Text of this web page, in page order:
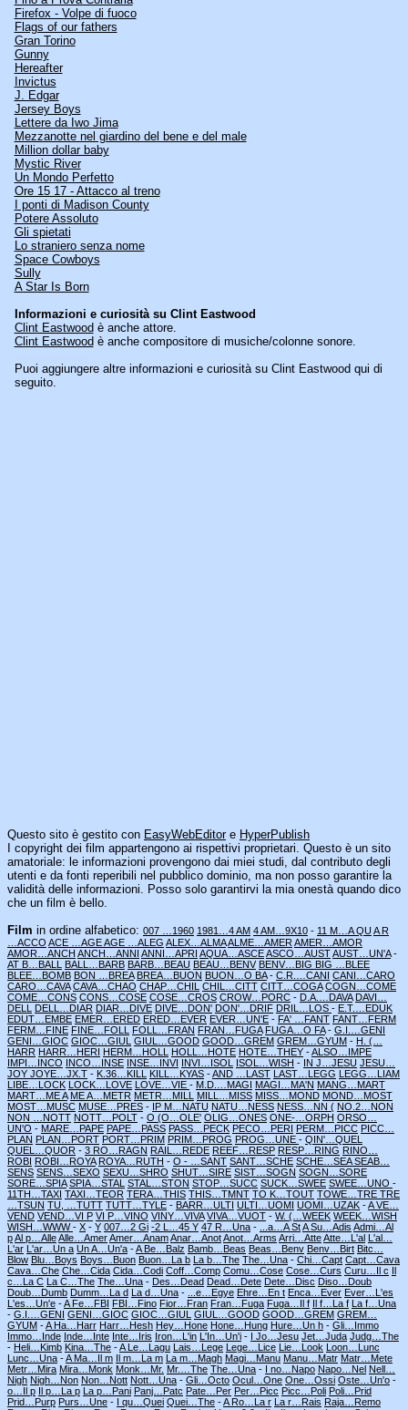
Firefox - Volpe di fuoco
Flags of our fathers
Gran Torino
Gunny
Hereafter
Invictus
J. Edgar
Jersey Boys
Lettere da Iwo Jima
Mezzanotte nel giardino del bene e del male
Million dollar baby
Mystic River
Un Mondo Perfetto
Ore 15 17 - Attacco al treno
I ponti di Madison County
Potere Assoluto
Gli spietati
Lo straniero senza nome
Space Cowboys
Sully
A Star Is Born
Informazioni e curiosità su Clint Eastwood
Clint Eastwood è anche attore.
Clint Eastwood è anche compositore di musiche/colonne sonore.
Puoi aggiungere altre informazioni e curiosità su Clint Eastwood qui di
seguito.
Questo sito è gestito con EasyWebEditore HyperPublish
I copyright dei film appartengono ai rispettivi proprietari. Questo è un sito
amatoriale: le informazioni provengono dai miei studi, dal contributo degli
utenti e da fonti reperibili nel pubblico dominio, ma non posso garantire la
validità delle informazioni. Posso solo garantirvi la mia onestà quando dico
che un film è bello.
Film in ordine alfabetico: 007 …1960 1981…4 AM 4 AM…9X10 - 11 M…A QUA R
…ACCO ACE …AGEAGE …ALEG ALEX…ALMAALME…AMERAMER…AMOR
AMOR…ANCH ANCH…ANNI ANNI…APRI AQUA…ASCEASCO…AUSTAUST…UN'A-
AT B…BALL BALL…BARB BARB…BEAU BEAU…BENV BENV…BIG BIG …BLEE
BLEE…BOMB BON …BREA BREA…BUON BUON…O BA- C.R.…CANI CANI…CARO
CARO…CAVA CAVA…CHAO CHAP…CHIL CHIL…CITT CITT…COGA COGN…COME
COME…CONS CONS…COSE COSE…CROS CROW…PORC - D.A.…DAVA DAVI…
DELL DELL…DIAR DIAR…DIVE DIVE…DON' DON'…DRIF DRIL…LOS - E.T.…EDUK
EDUT…EMBE EMER…ERED ERED…EVER EVER…UN'E - FA' …FANT FANT…FERM
FERM…FINE FINE…FOLL FOLL…FRAN FRAN…FUGA FUGA…O FA- G.I.…GENI
GENI…GIOC GIOC…GIUL GIUL…GOOD GOOD…GREM GREM…GYUM - H. (…
HARR HARR…HERI HERM…HOLL HOLL…HOTE HOTE…THEY -ALSO…IMPE
IMPI…INCO INCO…INSE INSE…INVI INVI…ISOL ISOL…WISH - IN J…JESU JESU…
JOY JOYE…JX.T - K.36…KILL KILL…KYAS -AND …LAST LAST…LEGG LEGG…LIAM
LIBE…LOCK LOCK…LOVE LOVE…VIE - M.D.…MAGI MAGI…MA'N MANG…MART
MART…ME A ME A…METR METR…MILL MILL…MISS MISS…MOND MOND…MOST
MOST…MUSC MUSE…PRES - IP M…NATU NATU…NESS NESS…NN ( NO.2…NON
NON …NOTT NOTT…POLT - O (O…OLE' OLIG…ONES ONE-…ORPH ORSO…
UN'O - MARE…PAPE PAPE…PASS PASS…PECK PECO…PERI PERM…PICC PICC…
PLAN PLAN…PORT PORT…PRIM PRIM…PROG PROG…UNE - QIN'…QUEL
QUEL…QUOR - 3 RO…RAGN RAIL…REDE REEF…RESP RESP…RING RINO…
ROBI ROBI…ROYA ROYA…RUTH - O - …SANT SANT…SCHE SCHE…SEASEAB…
SENS SENS…SEXO SEXU…SHRO SHUT…SIRE SIST…SOGN SOGN…SORE
SORE…SPIA SPIA…STAL STAL…STON STOP…SUCC SUCK…SWEE SWEE…UNO -
11TH…TAXI TAXI…TEOR TERA…THIS THIS…TMNT TO K…TOUT TOWE…TRE TRE
…TSUN TU, …TUTT TUTT…TYLE - BARR…ULTI ULTI…UOMI UOMI…UZAK -A VE…
VEND VEND…VI P VI P…VINO VINY…VIVA VIVA…VUOT - W. (…WEEK WEEK…WISH
WISH…WWW- X - Y 007…2 Gi -2 L…45 Y 47 R…Una - ...a…A StA Su…Adis Admi…Al
pAl p…AlleAlle…AmerAmer…AnamAnar…AnotAnot…Arms Arri…AtteAtte…L'al L'al…
L'ar L'ar…Un a Un A…Un'a -A Be…Balz Bamb…Beas Beas…Benv Benv…Birt Bitc…
Blow Blu…Boys Boys…Buon Buon…La b La b…The The…Una - Chi…Capt Capt…Cava
Cava…Che Che…Cida Cida…Codi Coff…Comp Comu…Cose Cose…Curs Curu…Il c Il
c…La C La C…The The…Una - Des…Dead Dead…Dete Dete…Disc Diso…Doub
Doub…Dumb Dumm…La d La d…Una - ...e…Egye Ehre…En t Enca…Ever Ever…L'es
L'es…Un'e -A Fe…FBI FBI…Fino Fior…Fran Fran…Fuga Fuga…Il f Il f…La f La f…Una
- G.I.…GENI GENI…GIOC GIOC…GIUL GIUL…GOOD GOOD…GREM GREM…
GYUM -A Ha…Harr Harr…Hesh Hey…Hone Hone…Hung Hure…Un h - Gli…Immo
Immo…Inde Inde…Inte Inte…Iris Iron…L'in L'In…Un'i - I Jo…Jesu Jet…Juda Judg…The
- Heli…Kimb Kina…The -A Le…Lagu Lais…Lege Lege…Lice Lie…Look Loon…Lunc
Lunc…Una -A Ma…Il m Il m…La m La m…Magh Magi…Manu Manu…Matr Matr…Mete
Metr…Mira Mira…Monk Monk…Mr. Mr.…The The…Una - I no…Napo Napo…Nel Nell…
Nigh Nigh…Non Non…Nott Nott…Una - Gli…Octo Ocul…One One…Ossi Oste…Un'o -
o…Il p Il p…La p La p…Pani Panj…Patc Pate…Per Per…Picc Picc…Poli Poli…Prid
Prid…Purp Purs…Une - I qu…Quei Quei…The -A Ro…La r La r…Rais Raja…Remo